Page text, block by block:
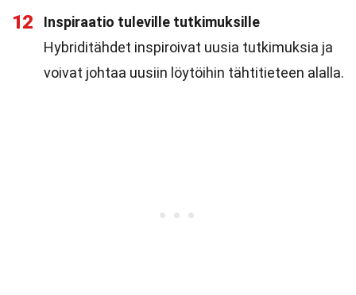
12
Inspiraatio tuleville tutkimuksille
Hybriditähdet inspiroivat uusia tutkimuksia ja
voivat johtaa uusiin löytöihin tähtitieteen alalla.